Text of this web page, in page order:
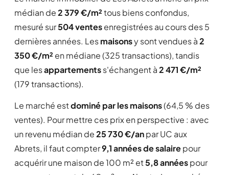
médian de2 379 €/m²tous biens confondus,
mesuré sur504 ventesenregistrées au cours des 5
dernières années. Lesmaisonsy sont vendues à2
350 €/m² en médiane (325 transactions), tandis
que lesappartementss'échangent à2 471 €/m²
(179 transactions).
Le marché estdominé par les maisons(64,5 % des
ventes). Pour mettre ces prix en perspective : avec
un revenu médian de25 730 €/anpar UC aux
Abrets, il faut compter9,1 années de salairepour
acquérir une maison de 100 m² et5,8 annéespour